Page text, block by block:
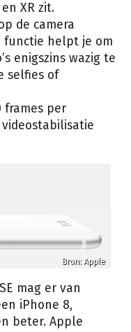
XR zit.
de camera
functie helpt je om
enigszins wazig te
selfies of
frames per
Bron: Apple
mag er van
iPhone 8,
beter. Apple